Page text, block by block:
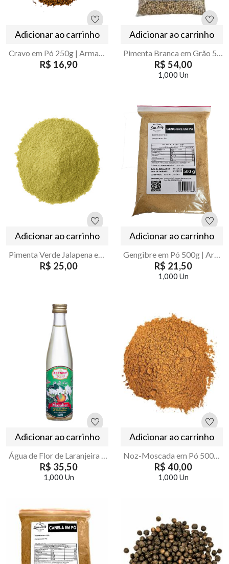
Adicionar ao carrinho
Cravo em Pó 250g | Armazém Seu Luiz
R$ 16,90
Adicionar ao carrinho
Pimenta Branca em Grão 500g – Armazém Seu Luiz
R$ 54,00
1,000 Un
Adicionar ao carrinho
R$ 25,00
Adicionar ao carrinho
R$ 21,50
1,000 Un
Adicionar ao carrinho
Água de Flor de Laranjeira (Mazaher) Zeenny 260ml - Seu Luiz
R$ 35,50
1,000 Un
Adicionar ao carrinho
Noz-Moscada em Pó 500g | Armazém Seu Luiz
R$ 40,00
1,000 Un